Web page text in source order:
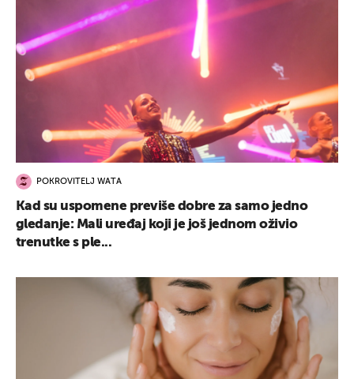
POKROVITELJ WATA
Kad su uspomene previše dobre za samo jedno
gledanje: Mali uređaj koji je još jednom oživio
trenutke s ple...